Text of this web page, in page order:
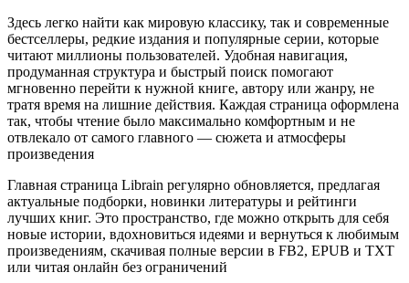
Здесь легко найти как мировую классику, так и современные
бестселлеры, редкие издания и популярные серии, которые
читают миллионы пользователей. Удобная навигация,
продуманная структура и быстрый поиск помогают
мгновенно перейти к нужной книге, автору или жанру, не
тратя время на лишние действия. Каждая страница оформлена
так, чтобы чтение было максимально комфортным и не
отвлекало от самого главного — сюжета и атмосферы
произведения
Главная страница Librain регулярно обновляется, предлагая
актуальные подборки, новинки литературы и рейтинги
лучших книг. Это пространство, где можно открыть для себя
новые истории, вдохновиться идеями и вернуться к любимым
произведениям, скачивая полные версии в FB2, EPUB и TXT
или читая онлайн без ограничений